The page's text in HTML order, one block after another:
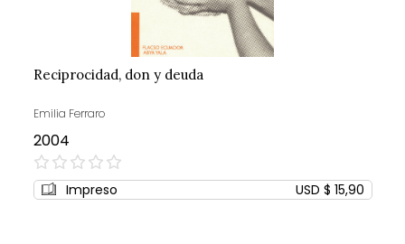
Reciprocidad, don y deuda
Emilia Ferraro
2004
0%
Impreso USD $ 15,90